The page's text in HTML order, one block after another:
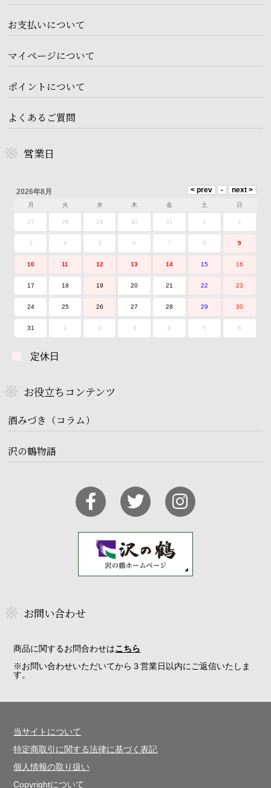
お支払いについて
マイページについて
ポイントについて
よくあるご質問
営業日
2026年8月
月 火 水 木 金 土 日
27 28 29 30 31 1 2
3 4 5 6 7 8 9
10 11 12 13 14 15 16
17 18 19 20 21 22 23
24 25 26 27 28 29 30
31 1 2 3 4 5 6
定休日
お役立ちコンテンツ
酒みづき（コラム）
沢の鶴物語
お問い合わせ
商品に関するお問合わせはこちら
※お問い合わせいただいてから３営業日以内にご返信いたしま
す。
当サイトについて
特定商取引に関する法律に基づく表記
個人情報の取り扱い
Copyrightについて